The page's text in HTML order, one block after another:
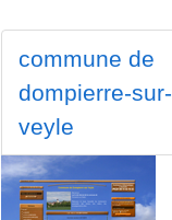
commune de
dompierre-sur-
veyle